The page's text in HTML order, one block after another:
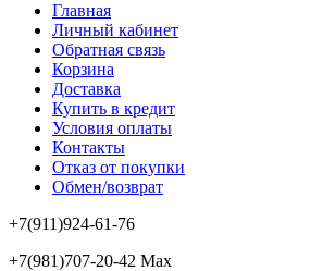
Главная
Личный кабинет
Обратная связь
Корзина
Доставка
Купить в кредит
Условия оплаты
Контакты
Отказ от покупки
Обмен/возврат
+7(911)924-61-76
+7(981)707-20-42 Max